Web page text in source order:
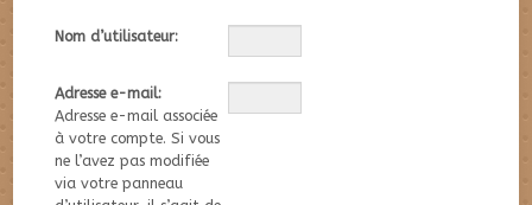
Nom d’utilisateur:
Adresse e-mail:
Adresse e-mail associée
à votre compte. Si vous
ne l’avez pas modifiée
via votre panneau